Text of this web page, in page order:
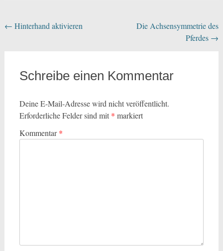
← Hinterhand aktivieren
Die Achsensymmetrie des
Pferdes →
Schreibe einen Kommentar
Deine E-Mail-Adresse wird nicht veröffentlicht.
Erforderliche Felder sind mit * markiert
Kommentar*